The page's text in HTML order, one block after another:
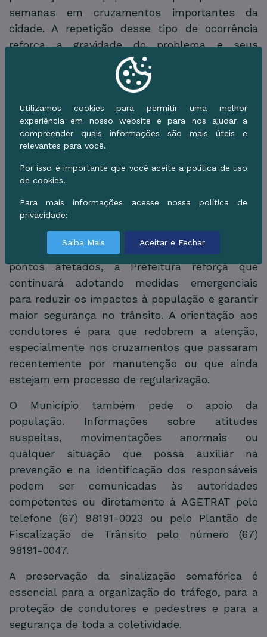
semanas em cruzamentos importantes da
cidade. A repetição desse tipo de ocorrência
reforça a gravidade do problema e seus
impactos diretos sobre a mobilidade urbana e a
Paralelamente às ações operacionais, a
AGETRAT informa que está em contato com as
autoridades competentes para a apuração dos
fatos, sendo que os respectivos boletins de
ocorrência estão sendo registrados com o
objetivo de viabilizar a identificação dos
responsáveis.
Enquanto acompanha o restabelecimento dos
pontos afetados, a Prefeitura reforça que
continuará adotando medidas emergenciais
para reduzir os impactos à população e garantir
maior segurança no trânsito. A orientação aos
condutores é para que redobrem a atenção,
especialmente nos cruzamentos que passaram
recentemente por manutenção ou que ainda
estejam em processo de regularização.
O Município também pede o apoio da
população. Informações sobre atitudes
suspeitas, movimentações anormais ou
qualquer situação que possa auxiliar na
prevenção e na identificação dos responsáveis
podem ser comunicadas às autoridades
competentes ou diretamente à AGETRAT pelo
telefone (67) 98191-0023 ou pelo Plantão de
Fiscalização de Trânsito pelo número (67)
98191-0047.
A preservação da sinalização semafórica é
essencial para a organização do tráfego, para a
proteção de condutores e pedestres e para a
segurança de toda a coletividade.
Utilizamos cookies para permitir uma melhor
experiência em nosso website e para nos ajudar a
compreender quais informações são mais úteis e
relevantes para você.
Por isso é importante que você aceite a política de uso
de cookies.
Para mais informações acesse nossa política de
privacidade:
Saiba Mais Aceitar e Fechar